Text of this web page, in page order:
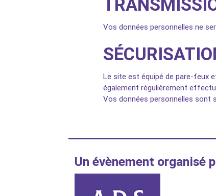
Vos données personnelles ne
Le site est équipé de pare-feux
également régulièrement
Vos données personnelles sont
Un évènement organisé